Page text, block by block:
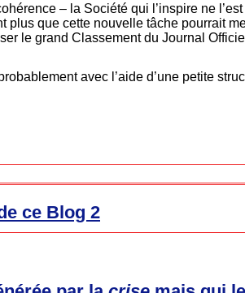
– la Société qui l’inspire ne
plus que cette nouvelle tâche pourrait
le grand Classement du Journal
avec l’aide d’une petite
ce Blog 2